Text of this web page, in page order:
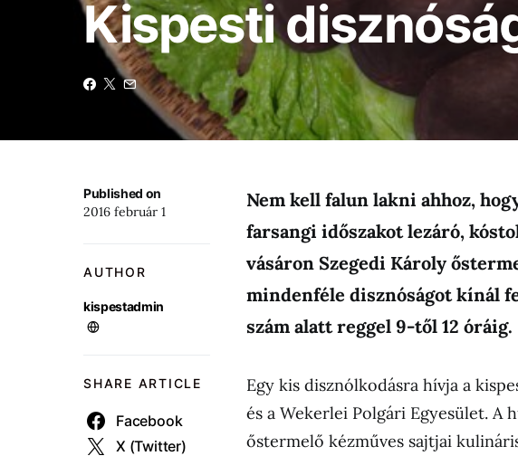
Kispesti
Published on
2016 február 1
AUTHOR
kispestadmin
SHARE ARTICLE
Facebook
X (Twitter)
Nem kell falun lakni ahhoz,
farsangi időszakot lezáró,
vásáron Szegedi Károly
mindenféle disznóságot kínál
szám alatt reggel 9-től 12 óráig.
Egy kis disznólkodásra hívja a
és a Wekerlei Polgári Egyesület. A
őstermelő kézműves sajtjai